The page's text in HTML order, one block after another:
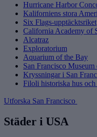
Hurricane Harbor
Kaliforniens stora
Six Flags-upptäcktsriket
California Academy of
Alcatraz
Exploratorium
Aquarium of the Bay
San Francisco
Kryssningar i San
Filoli historiska hus och
Utforska San Francisco
Städer i USA